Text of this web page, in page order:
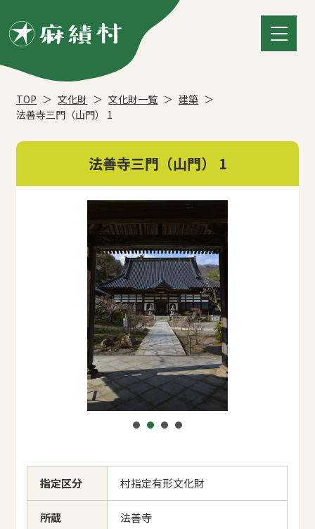
TOP 文化財 文化財一覧
建築
法善寺三門（山門） 1
法善寺三門（山門） 1
指定区分 村指定有形文化財
所蔵 法善寺